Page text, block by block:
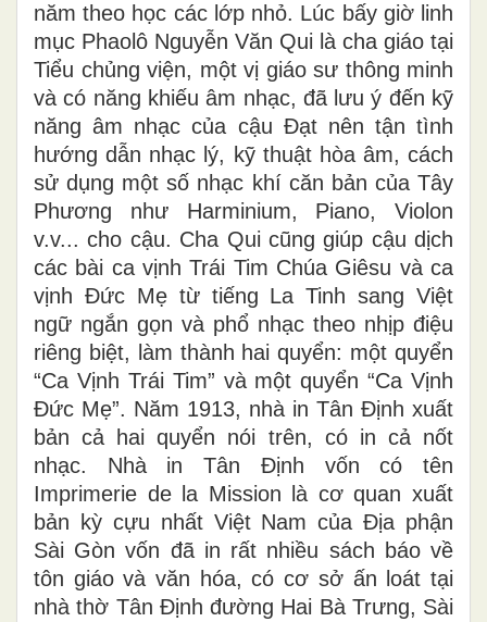
năm theo học các lớp nhỏ. Lúc bấy giờ linh
mục Phaolô Nguyễn Văn Qui là cha giáo tại
Tiểu chủng viện, một vị giáo sư thông minh
và có năng khiếu âm nhạc, đã lưu ý đến kỹ
năng âm nhạc của cậu Đạt nên tận tình
hướng dẫn nhạc lý, kỹ thuật hòa âm, cách
sử dụng một số nhạc khí căn bản của Tây
Phương như Harminium, Piano, Violon
v.v... cho cậu. Cha Qui cũng giúp cậu dịch
các bài ca vịnh Trái Tim Chúa Giêsu và ca
vịnh Đức Mẹ từ tiếng La Tinh sang Việt
ngữ ngắn gọn và phổ nhạc theo nhịp điệu
riêng biệt, làm thành hai quyển: một quyển
“Ca Vịnh Trái Tim” và một quyển “Ca Vịnh
Đức Mẹ”. Năm 1913, nhà in Tân Định xuất
bản cả hai quyển nói trên, có in cả nốt
nhạc. Nhà in Tân Định vốn có tên
Imprimerie de la Mission là cơ quan xuất
bản kỳ cựu nhất Việt Nam của Địa phận
Sài Gòn vốn đã in rất nhiều sách báo về
tôn giáo và văn hóa, có cơ sở ấn loát tại
nhà thờ Tân Định đường Hai Bà Trưng, Sài